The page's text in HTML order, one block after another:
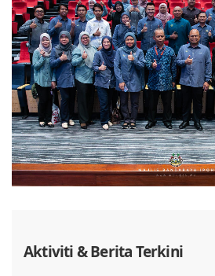
Aktiviti & Berita Terkini